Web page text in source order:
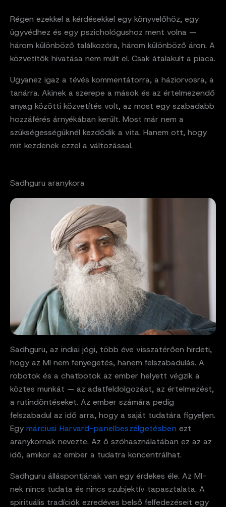
Régen ezekkel a kérdésekkel egy könyvelőhöz, egy
ügyvédhez és egy pszichológushoz ment volna —
három különböző találkozóra, három különböző áron. A
közvetítők hivatása nem múlt el. Csak átalakult a piaca.
Ugyanez igaz a tévés kommentátorra, a háziorvosra, a
tanárra. Akinek a szerepe a mások és az értelmezendő
anyag közötti közvetítés volt, az most egy szabadabb
hozzáférés árnyékában került. Most már nem a
szükségességüknél kezdődik a vita. Hanem ott, hogy
mit kezdenek ezzel a változással.
Sadhguru aranykora
Sadhguru, az indiai jógi, több éve visszatérően hirdeti,
hogy az MI nem fenyegetés, hanem felszabadulás. A
robotok és a chatbotok az ember helyett végzik a
köztes munkát — az adatfeldolgozást, az értelmezést,
a rutindöntéseket. Az ember számára pedig
felszabadul az idő arra, hogy a saját tudatára figyeljen.
Egy márciusi Harvard-panelbeszélgetésbenezt
aranykornak nevezte. Az ő szóhasználatában ez az az
idő, amikor az ember a tudatra koncentrálhat.
Sadhguru álláspontjának van egy érdekes éle. Az MI-
nek nincs tudata és nincs szubjektív tapasztalata. A
spirituális tradíciók ezredéves belső felfedezéseit egy